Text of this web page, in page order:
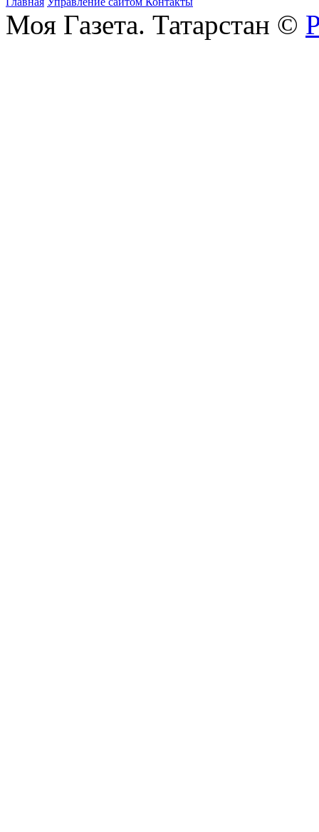
Моя Газета. Татарстан ©